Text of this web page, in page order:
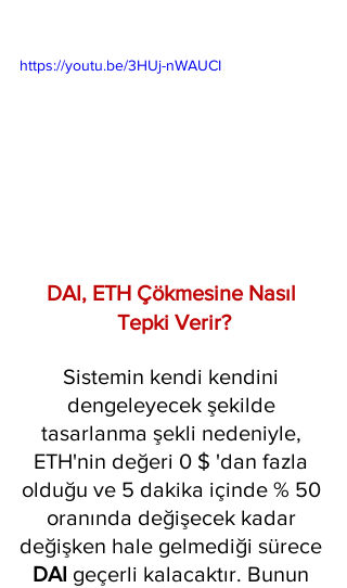
https://youtu.be/3HUj-nWAUCI
DAI, ETH Çökmesine Nasıl
Tepki Verir?
Sistemin kendi kendini
dengeleyecek şekilde
tasarlanma şekli nedeniyle,
ETH'nin değeri 0 $ 'dan fazla
olduğu ve 5 dakika içinde % 50
oranında değişecek kadar
değişken hale gelmediği sürece
DAI geçerli kalacaktır. Bunun